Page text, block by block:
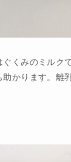
くみのミルクで
助かります。離